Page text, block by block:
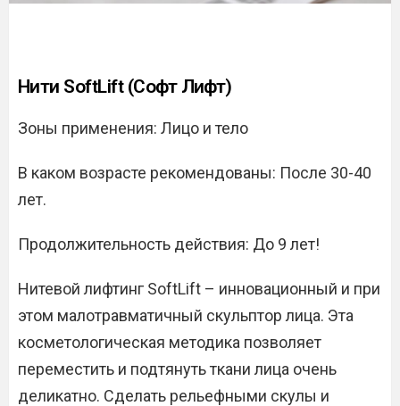
Нити SoftLift (Софт Лифт)
Зоны применения: Лицо и тело
В каком возрасте рекомендованы: После 30-40
лет.
Продолжительность действия: До 9 лет!
Нитевой лифтинг SoftLift – инновационный и при
этом малотравматичный скульптор лица. Эта
косметологическая методика позволяет
переместить и подтянуть ткани лица очень
деликатно. Сделать рельефными скулы и